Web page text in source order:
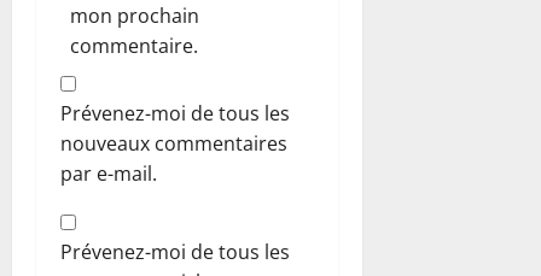
mon prochain
commentaire.
Prévenez-moi de tous les
nouveaux commentaires
par e-mail.
Prévenez-moi de tous les